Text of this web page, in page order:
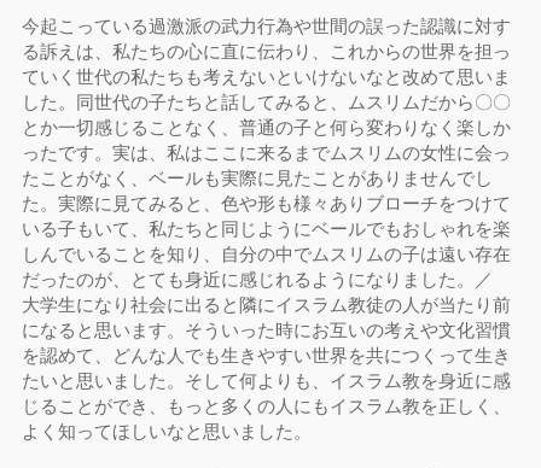
今起こっている過激派の武力行為や世間の誤った認識に対す
る訴えは、私たちの心に直に伝わり、これからの世界を担っ
ていく世代の私たちも考えないといけないなと改めて思いま
した。同世代の子たちと話してみると、ムスリムだから〇〇
とか一切感じることなく、普通の子と何ら変わりなく楽しか
ったです。実は、私はここに来るまでムスリムの女性に会っ
たことがなく、ベールも実際に見たことがありませんでし
た。実際に見てみると、色や形も様々ありブローチをつけて
いる子もいて、私たちと同じようにベールでもおしゃれを楽
しんでいることを知り、自分の中でムスリムの子は遠い存在
だったのが、とても身近に感じれるようになりました。／
大学生になり社会に出ると隣にイスラム教徒の人が当たり前
になると思います。そういった時にお互いの考えや文化習慣
を認めて、どんな人でも生きやすい世界を共につくって生き
たいと思いました。そして何よりも、イスラム教を身近に感
じることができ、もっと多くの人にもイスラム教を正しく、
よく知ってほしいなと思いました。